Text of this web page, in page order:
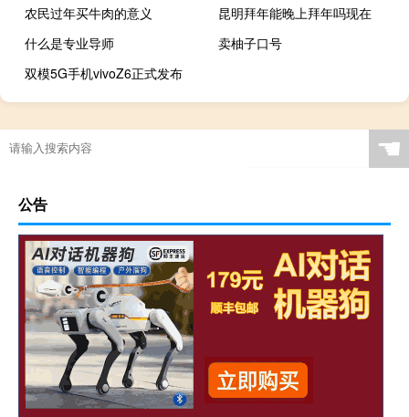
农民过年买牛肉的意义
昆明拜年能晚上拜年吗现在
什么是专业导师
卖柚子口号
双模5G手机vivoZ6正式发布
☚
公告